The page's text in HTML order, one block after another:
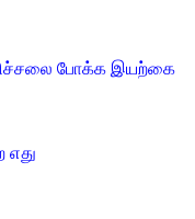
போக்க இயற்கை
எது